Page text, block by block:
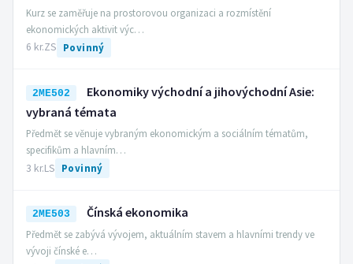
Kurz se zaměřuje na prostorovou organizaci a rozmístění
ekonomických aktivit výc…
6 kr.ZS Povinný
2ME502
Ekonomiky východní a jihovýchodní Asie:
vybraná témata
Předmět se věnuje vybraným ekonomickým a sociálním tématům,
specifikům a hlavním…
3 kr.LS Povinný
2ME503 Čínská ekonomika
Předmět se zabývá vývojem, aktuálním stavem a hlavními trendy ve
vývoji čínské e…